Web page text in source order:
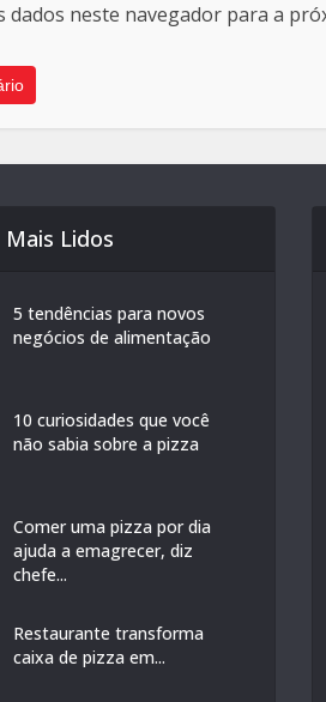
dados neste navegador para a
Mais Lidos
5 tendências para novos
negócios de alimentação
10 curiosidades que você
não sabia sobre a pizza
Comer uma pizza por dia
ajuda a emagrecer, diz
chefe...
Restaurante transforma
caixa de pizza em...